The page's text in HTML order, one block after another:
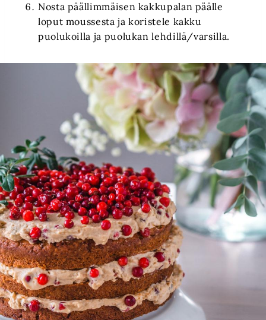
Nosta päällimmäisen kakkupalan päälle
loput moussesta ja koristele kakku
puolukoilla ja puolukan lehdillä/varsilla.